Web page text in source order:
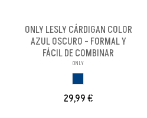
ONLY LESLY CÁRDIGAN COLOR
AZUL OSCURO - FORMAL Y
FÁCIL DE COMBINAR
ONLY
29,99 €